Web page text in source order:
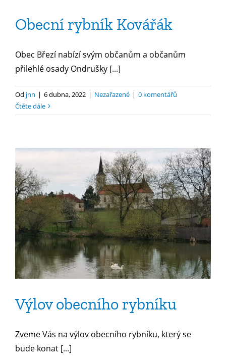
Obecní rybník Kovářák
Obec Březí nabízí svým občanům a občanům
přilehlé osady Ondrušky [...]
Od jnn | 6 dubna, 2022 | Nezařazené | 0 komentářů
Čtěte dále
Výlov obecního rybníku
Zveme Vás na výlov obecního rybníku, který se
bude konat [...]